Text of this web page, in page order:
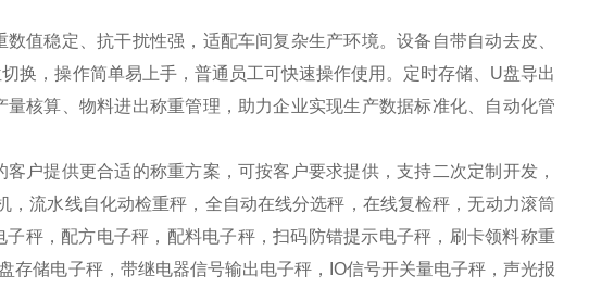
值稳定、抗干扰性强，适配车间复杂生产环境。设备自带自动去皮、
换，操作简单易上手，普通员工可快速操作使用。定时存储、U盘导出
核算、物料进出称重管理，助力企业实现生产数据标准化、自动化管
户提供更合适的称重方案，可按客户要求提供，支持二次定制开发，
流水线自化动检重秤，全自动在线分选秤，在线复检秤，无动力滚筒
秤，配方电子秤，配料电子秤，扫码防错提示电子秤，刷卡领料称重
存储电子秤，带继电器信号输出电子秤，IO信号开关量电子秤，声光报